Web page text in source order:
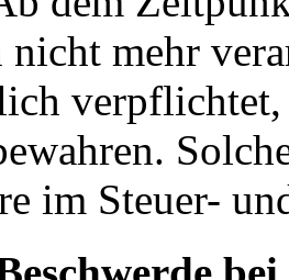
nicht mehr
im Steuer-